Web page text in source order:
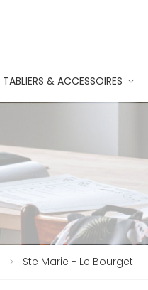
TABLIERS & ACCESSOIRES
Ste Marie - Le Bourget